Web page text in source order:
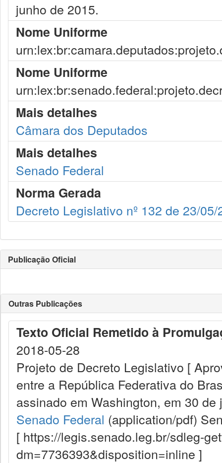
junho de 2015.
Nome Uniforme
Nome Uniforme
Mais detalhes
Câmara dos Deputados
Mais detalhes
Senado Federal
Norma Gerada
Decreto Legislativo nº 132 de 23/05/
Publicação Oficial
Outras Publicações
Texto Oficial Remetido à
2018-05-28
Projeto de Decreto Legislativo [
entre a República Federativa do
assinado em Washington, em 30 de
Senado Federal (application/pdf)
[ https://legis.senado.leg.br/sdleg-
dm=7736393&disposition=inline ]